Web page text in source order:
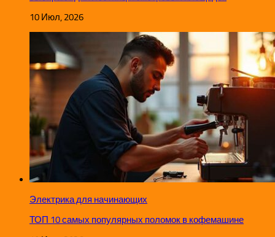
10 Июл, 2026
Электрика для начинающих
ТОП 10 самых популярных поломок в кофемашине